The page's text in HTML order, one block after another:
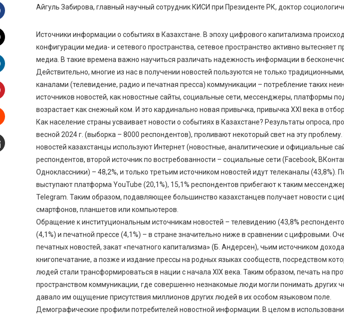
Айгуль Забирова, главный научный сотрудник КИСИ при Президенте РК, доктор
Источники информации о событиях в Казахстане. В эпоху цифрового капитализма
конфигурации медиа- и сетевого пространства, сетевое пространство активно вытесняет
медиа. В такие времена важно научиться различать надежность информации в
Действительно, многие из нас в получении новостей пользуются не только
каналами (телевидение, радио и печатная пресса) коммуникации – потребление таких
источников новостей, как новостные сайты, социальные сети, мессенджеры, платформы
возрастает как снежный ком. И это кардинально новая привычка, привычка XXI века в
Как население страны усваивает новости о событиях в Казахстане? Результаты опроса,
весной 2024 г. (выборка – 8000 респондентов), проливают некоторый свет на эту
новостей казахстанцы используют Интернет (новостные, аналитические и официальные
респондентов, второй источник по востребованности – социальные сети (Facebook,
Одноклассники) – 48,2%, и только третьим источником новостей идут телеканалы (43,8%).
выступают платформа YouTube (20,1%), 15,1% респондентов прибегают к таким
Telegram. Таким образом, подавляющее большинство казахстанцев получает новости с
смартфонов, планшетов или компьютеров.
Обращение к институциональным источникам новостей – телевидению (43,8%
(4,1%) и печатной прессе (4,1%) – в стране значительно ниже в сравнении с цифровыми.
печатных новостей, закат «печатного капитализма» (Б. Андерсен), чьим источником
книгопечатание, а позже и издание прессы на родных языках сообществ, посредством
людей стали трансформироваться в нации с начала XIX века. Таким образом, печать на
пространством коммуникации, где совершенно незнакомые люди могли понимать других
давало им ощущение присутствия миллионов других людей в их особом языковом поле.
Демографические профили потребителей новостной информации. В целом в